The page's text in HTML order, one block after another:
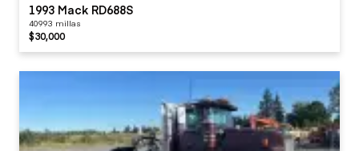
1993 Mack RD688S
40993 millas
$30,000